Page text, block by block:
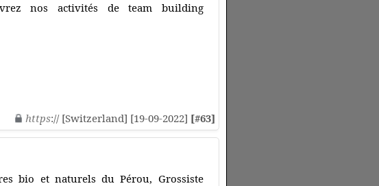
nos activités de team building
https:// [Switzerland] [19-09-2022] [#63]
bio et naturels du Pérou, Grossiste